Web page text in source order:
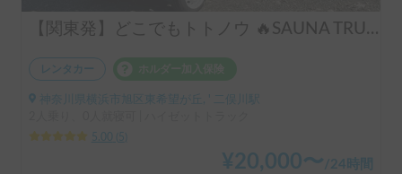
【関東発】どこでもトトノウ 🔥SAUNA TRUCK🔥 | テントサウナレンタル可/最大8名同時にトトノウ/東京・神奈川・千葉配車可能/イベント・法人利用可/オプションフル装備
レンタカー
神奈川県横浜市旭区東希望が丘, ' 二俣川駅
5.00
5
¥20,000〜 /24時間